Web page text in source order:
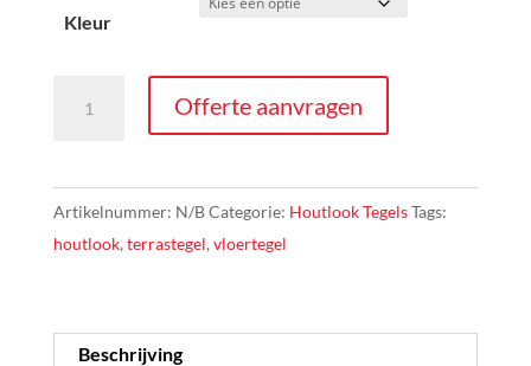
Kleur
Tegels
Blendwood
aantal
Offerte aanvragen
Artikelnummer: N/BCategorie: Houtlook TegelsTags:
houtlook, terrastegel, vloertegel
Beschrijving